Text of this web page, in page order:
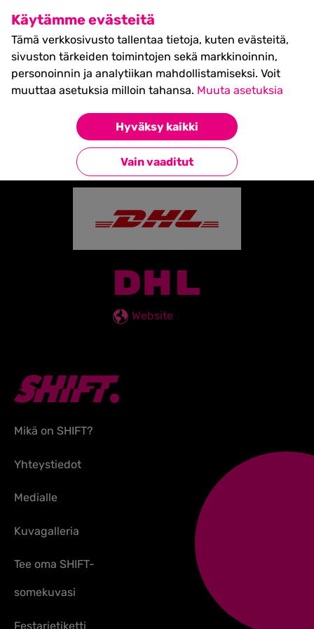
Käytämme evästeitä
Tämä verkkosivusto tallentaa tietoja, kuten evästeitä,
sivuston tärkeiden toimintojen sekä markkinoinnin,
personoinnin ja analytiikan mahdollistamiseksi. Voit
muuttaa asetuksia milloin tahansa. Muuta asetuksia
Hyväksy kaikki
Vain vaaditut
SHIFT Business Festival
27.5.2027, Turku - liput
myynnissä nyt! >>
Partners»DHL
Takaisin kumppaneihin
DHL
Website
Mikä on SHIFT?
Yhteystiedot
Medialle
Kuvagalleria
Tee oma SHIFT-
somekuvasi
Festarietiketti